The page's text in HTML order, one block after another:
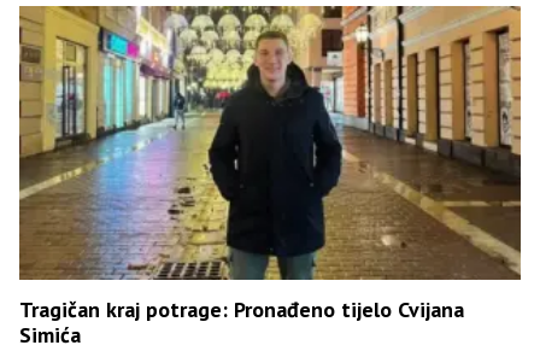
Tragičan kraj potrage: Pronađeno tijelo Cvijana
Simića